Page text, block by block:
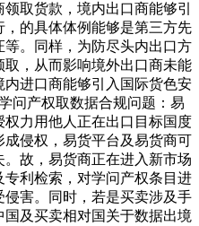
取货款，境内出口商能够引
的具体体例能够是第三方先
。同样，为防尽头内出口方
，从而影响境外出口商未能
进口商能够引入国际货色安
问产权取数据合规问题：易
力用他人正在出口目标国度
侵权，易货平台及易货商可
故，易货商正在进入新市场
利检索，对学问产权条目进
害。同时，若是买卖涉及手
及买卖相对国关于数据出境